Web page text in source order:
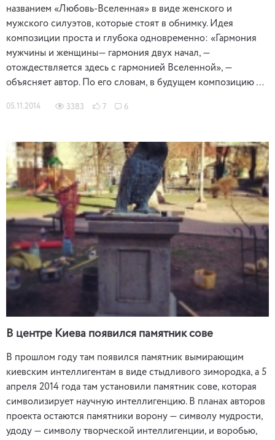
названием «Любовь-Вселенная» в виде женского и
мужского силуэтов, которые стоят в обнимку. Идея
композиции проста и глубока одновременно: «Гармония
мужчины и женщины— гармония двух начал, —
отождествляется здесь с гармонией Вселенной», —
объясняет автор. По его словам, в будущем композицию …
05.11.2014 3383 7 6
В центре Киева появился памятник сове
В прошлом году там появился памятник вымирающим
киевским интеллигентам в виде стыдливого зимородка, а 5
апреля 2014 года там установили памятник сове, которая
символизирует научную интеллигенцию. В планах авторов
проекта остаются памятники ворону — символу мудрости,
удоду — символу творческой интеллигенции, и воробью,